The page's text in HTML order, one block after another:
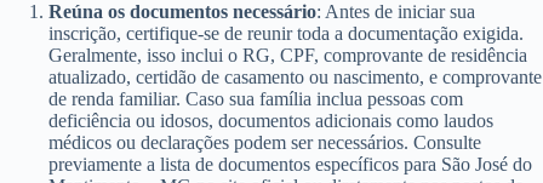
Reúna os documentos necessário: Antes de iniciar sua
inscrição, certifique-se de reunir toda a documentação exigida.
Geralmente, isso inclui o RG, CPF, comprovante de residência
atualizado, certidão de casamento ou nascimento, e comprovante
de renda familiar. Caso sua família inclua pessoas com
deficiência ou idosos, documentos adicionais como laudos
médicos ou declarações podem ser necessários. Consulte
previamente a lista de documentos específicos para São José do